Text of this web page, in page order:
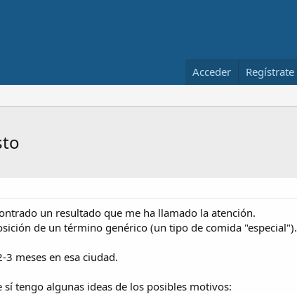
Acceder Regístrate
un resultado que me ha llamado la atención.
de un término genérico (un tipo de comida "especial").
meses en esa ciudad.
tengo algunas ideas de los posibles motivos: